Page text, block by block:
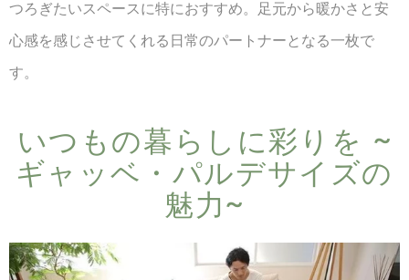
つろぎたいスペースに特におすすめ。足元から暖かさと安
心感を感じさせてくれる日常のパートナーとなる一枚で
す。
いつもの​暮らしに​彩りを​ ~
ギャッベ・パルデサイズの​
魅力~